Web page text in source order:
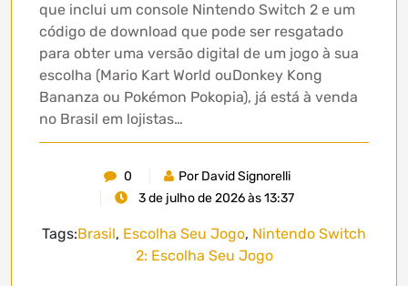
que inclui um console Nintendo Switch 2 e um
código de download que pode ser resgatado
para obter uma versão digital de um jogo à sua
escolha (Mario Kart World ouDonkey Kong
Bananza ou Pokémon Pokopia), já está à venda
no Brasil em lojistas…
0
Por David Signorelli
3 de julho de 2026 às 13:37
Tags:Brasil, Escolha Seu Jogo, Nintendo Switch
2: Escolha Seu Jogo